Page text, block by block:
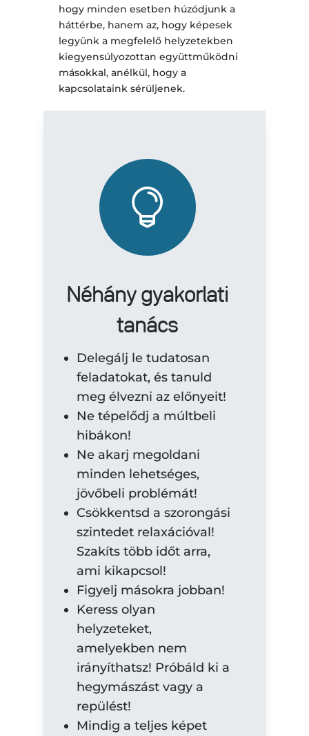
hogy minden esetben húzódjunk a
háttérbe, hanem az, hogy képesek
legyünk a megfelelő helyzetekben
kiegyensúlyozottan együttműködni
másokkal, anélkül, hogy a
kapcsolataink sérüljenek.

Néhány gyakorlati
tanács
Delegálj le tudatosan
feladatokat, és tanuld
meg élvezni az előnyeit!
Ne tépelődj a múltbeli
hibákon!
Ne akarj megoldani
minden lehetséges,
jövőbeli problémát!
Csökkentsd a szorongási
szintedet relaxációval!
Szakíts több időt arra,
ami kikapcsol!
Figyelj másokra jobban!
Keress olyan
helyzeteket,
amelyekben nem
irányíthatsz! Próbáld ki a
hegymászást vagy a
repülést!
Mindig a teljes képet